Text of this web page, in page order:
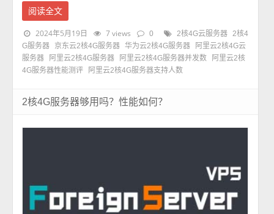
阅读全文
2024年5月19日 7 views 0 2核4G云服务器
2核4
G服务器
京东云2核4G服务器 华为云2核4G服务器
阿里云2核4G云
服务器
阿里云2核4G服务器 阿里云2核4G服务器并发数
阿里云2核
4G服务器性能测评
阿里云2核4G服务器支持人数
2核4G服务器够用吗？性能如何？